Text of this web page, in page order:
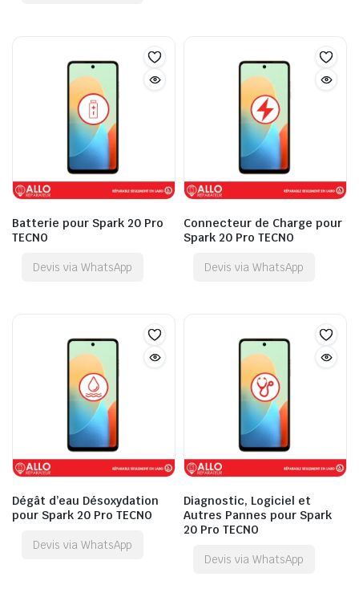
Batterie pour Spark 20 Pro
TECNO
Devis via WhatsApp
Connecteur de Charge pour
Spark 20 Pro TECNO
Devis via WhatsApp
Dégât d’eau Désoxydation
pour Spark 20 Pro TECNO
Devis via WhatsApp
Diagnostic, Logiciel et
Autres Pannes pour Spark
20 Pro TECNO
Devis via WhatsApp